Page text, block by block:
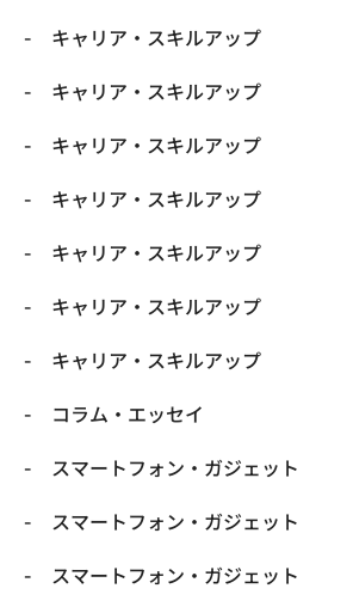
キャリア・スキルアップ
キャリア・スキルアップ
キャリア・スキルアップ
キャリア・スキルアップ
キャリア・スキルアップ
キャリア・スキルアップ
キャリア・スキルアップ
コラム・エッセイ
スマートフォン・ガジェット
スマートフォン・ガジェット
スマートフォン・ガジェット